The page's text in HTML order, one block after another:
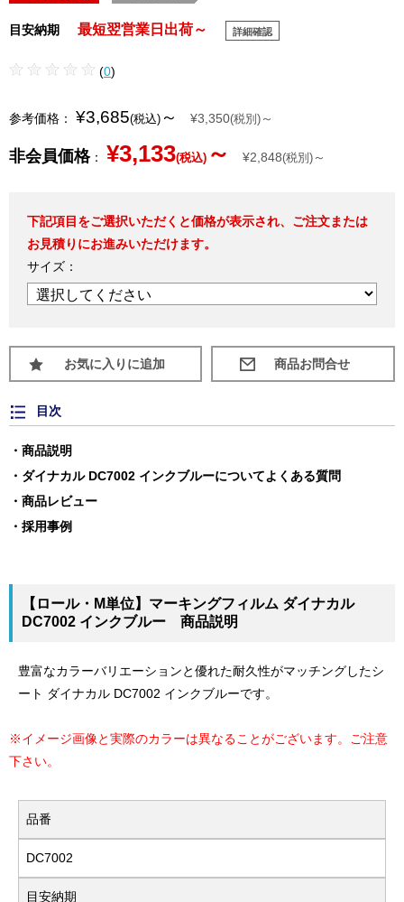
目安納期 最短翌営業日出荷～ 詳細確認
(0)
参考価格： ¥3,685(税込) ～ ¥3,350(税別) ～
非会員価格： ¥3,133(税込) ～ ¥2,848(税別) ～
下記項目をご選択いただくと価格が表示され、ご注文または
お見積りにお進みいただけます。
サイズ：
お気に入りに追加
目次
商品説明
ダイナカル DC7002 インクブルーについてよくある質問
商品レビュー
採用事例
【ロール・M単位】マーキングフィルム ダイナカル
DC7002 インクブルー 商品説明
豊富なカラーバリエーションと優れた耐久性がマッチングしたシ
ート ダイナカル DC7002 インクブルーです。
※イメージ画像と実際のカラーは異なることがございます。ご注意
下さい。
品番
DC7002
目安納期